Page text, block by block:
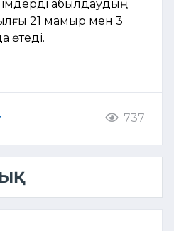
қабылдаудың
21 мамыр мен 3
өтеді.
737